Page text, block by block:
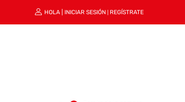
HOLA | INICIAR SESIÓN REGÍSTRATE